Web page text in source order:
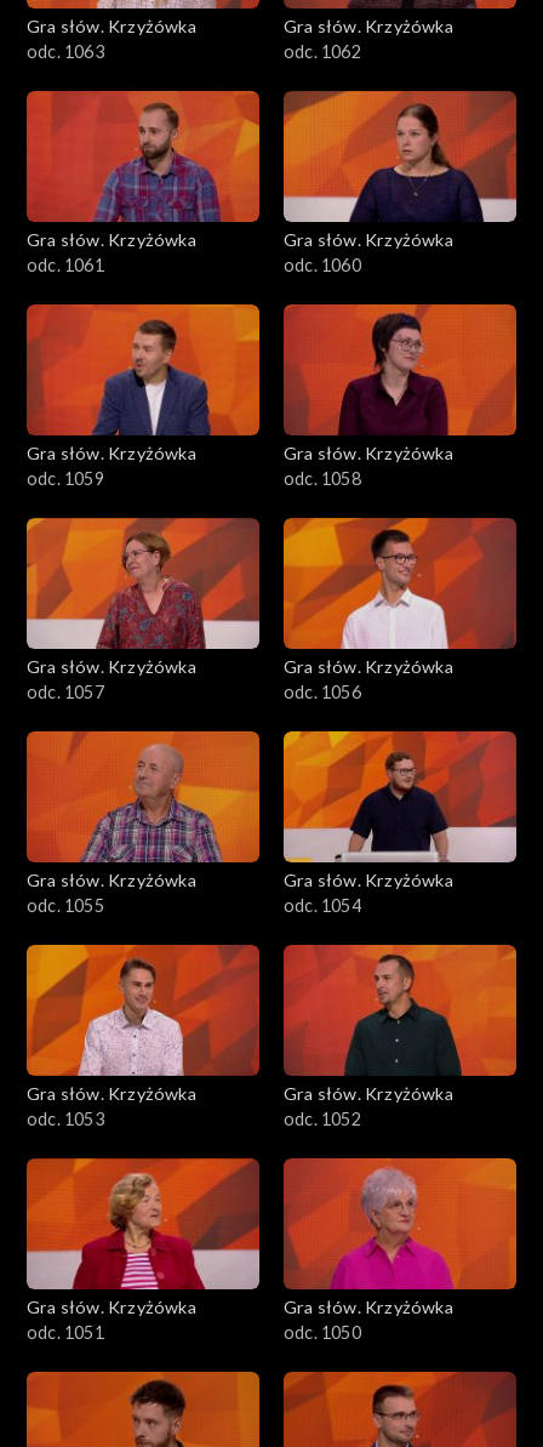
Gra słów. Krzyżówka
odc. 1063
Gra słów. Krzyżówka
odc. 1062
Gra słów. Krzyżówka
odc. 1061
Gra słów. Krzyżówka
odc. 1060
Gra słów. Krzyżówka
odc. 1059
Gra słów. Krzyżówka
odc. 1058
Gra słów. Krzyżówka
odc. 1057
Gra słów. Krzyżówka
odc. 1056
Gra słów. Krzyżówka
odc. 1055
Gra słów. Krzyżówka
odc. 1054
Gra słów. Krzyżówka
odc. 1053
Gra słów. Krzyżówka
odc. 1052
Gra słów. Krzyżówka
odc. 1051
Gra słów. Krzyżówka
odc. 1050